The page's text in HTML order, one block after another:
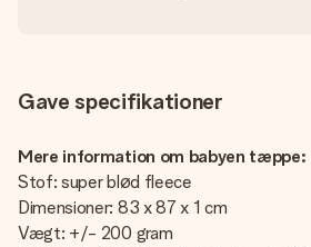
Gave specifikationer
Mere information om babyen tæppe:
Stof: super blød fleece
Dimensioner: 83 x 87 x 1 cm
Vægt: +/- 200 gram